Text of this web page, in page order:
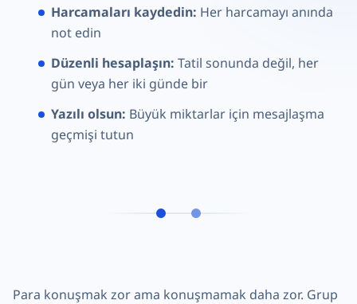
Harcamaları kaydedin: Her harcamayı anında
not edin
Düzenli hesaplaşın: Tatil sonunda değil, her
gün veya her iki günde bir
Yazılı olsun: Büyük miktarlar için mesajlaşma
geçmişi tutun
Para konuşmak zor ama konuşmamak daha zor. Grup